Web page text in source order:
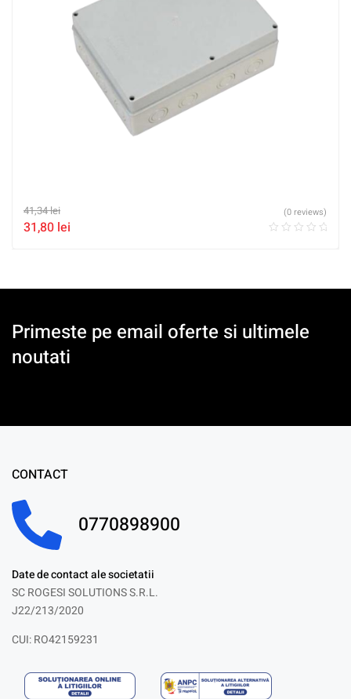
41,34lei
31,80 lei
(0 reviews)
Primeste pe email oferte si ultimele
noutati
CONTACT
0770898900
Date de contact ale societatii
SC ROGESI SOLUTIONS S.R.L.
J22/213/2020
CUI: RO42159231